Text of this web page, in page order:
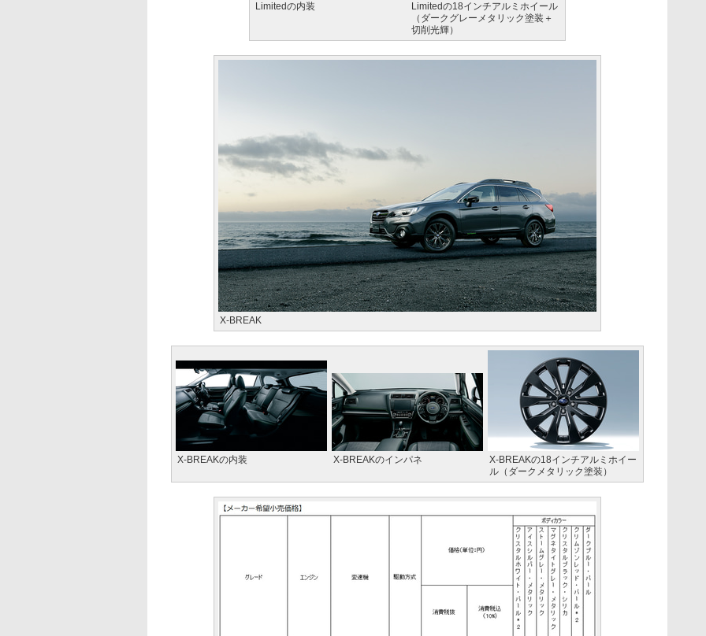
Limitedの内装
Limitedの18インチアルミホイール
（ダークグレーメタリック塗装＋
切削光輝）
X-BREAK
X-BREAKの内装 X-BREAKのインパネ
X-BREAKの18インチアルミホイー
ル（ダークメタリック塗装）